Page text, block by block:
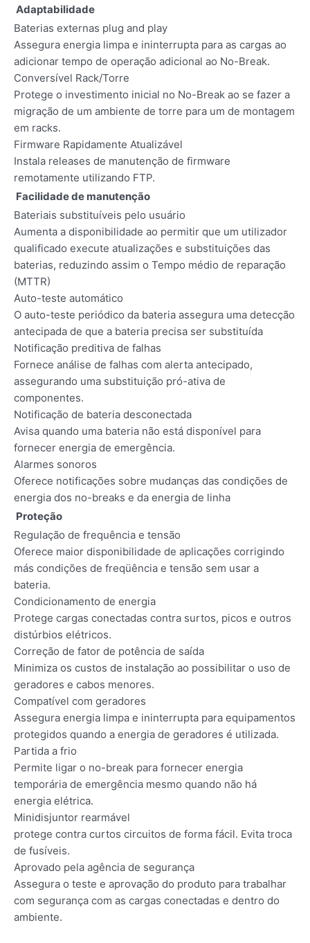
Adaptabilidade
Baterias externas plug and play
Assegura energia limpa e ininterrupta para as cargas ao
adicionar tempo de operação adicional ao No-Break.
Conversível Rack/Torre
Protege o investimento inicial no No-Break ao se fazer a
migração de um ambiente de torre para um de montagem
em racks.
Firmware Rapidamente Atualizável
Instala releases de manutenção de firmware
remotamente utilizando FTP.
Facilidade de manutenção
Bateriais substituíveis pelo usuário
Aumenta a disponibilidade ao permitir que um utilizador
qualificado execute atualizações e substituições das
baterias, reduzindo assim o Tempo médio de reparação
(MTTR)
Auto-teste automático
O auto-teste periódico da bateria assegura uma detecção
antecipada de que a bateria precisa ser substituída
Notificação preditiva de falhas
Fornece análise de falhas com alerta antecipado,
assegurando uma substituição pró-ativa de
componentes.
Notificação de bateria desconectada
Avisa quando uma bateria não está disponível para
fornecer energia de emergência.
Alarmes sonoros
Oferece notificações sobre mudanças das condições de
energia dos no-breaks e da energia de linha
Proteção
Regulação de frequência e tensão
Oferece maior disponibilidade de aplicações corrigindo
más condições de freqüência e tensão sem usar a
bateria.
Condicionamento de energia
Protege cargas conectadas contra surtos, picos e outros
distúrbios elétricos.
Correção de fator de potência de saída
Minimiza os custos de instalação ao possibilitar o uso de
geradores e cabos menores.
Compatível com geradores
Assegura energia limpa e ininterrupta para equipamentos
protegidos quando a energia de geradores é utilizada.
Partida a frio
Permite ligar o no-break para fornecer energia
temporária de emergência mesmo quando não há
energia elétrica.
Minidisjuntor rearmável
protege contra curtos circuitos de forma fácil. Evita troca
de fusíveis.
Aprovado pela agência de segurança
Assegura o teste e aprovação do produto para trabalhar
com segurança com as cargas conectadas e dentro do
ambiente.